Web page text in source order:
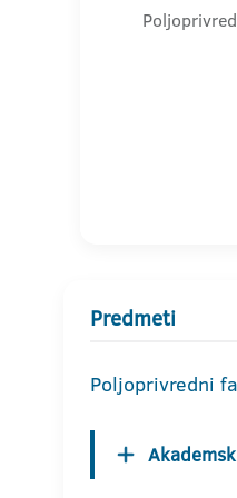
Predmeti
Poljoprivredni